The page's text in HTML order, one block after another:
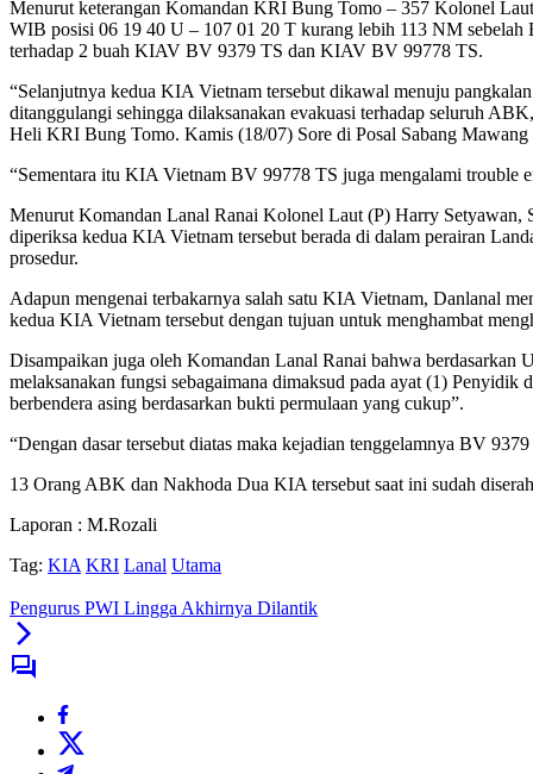
Menurut keterangan Komandan KRI Bung Tomo – 357 Kolonel
WIB posisi 06 19 40 U – 107 01 20 T kurang lebih 113 NM sebelah
terhadap 2 buah KIAV BV 9379 TS dan KIAV BV 99778 TS.
“Selanjutnya kedua KIA Vietnam tersebut dikawal menuju
ditanggulangi sehingga dilaksanakan evakuasi terhadap seluruh
Heli KRI Bung Tomo. Kamis (18/07) Sore di Posal Sabang Mawang
“Sementara itu KIA Vietnam BV 99778 TS juga mengalami trouble
Menurut Komandan Lanal Ranai Kolonel Laut (P) Harry Setyawan,
diperiksa kedua KIA Vietnam tersebut berada di dalam perairan
prosedur.
Adapun mengenai terbakarnya salah satu KIA Vietnam, Danlanal
kedua KIA Vietnam tersebut dengan tujuan untuk menghambat
Disampaikan juga oleh Komandan Lanal Ranai bahwa
melaksanakan fungsi sebagaimana dimaksud pada ayat (1) Penyidik
berbendera asing berdasarkan bukti permulaan yang cukup”.
“Dengan dasar tersebut diatas maka kejadian tenggelamnya BV
13 Orang ABK dan Nakhoda Dua KIA tersebut saat ini sudah
Laporan : M.Rozali
Tag: KIA KRI Lanal Utama
Pengurus PWI Lingga Akhirnya Dilantik